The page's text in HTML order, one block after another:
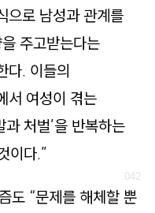
으로 남성과 관계를
주고받는다는
다. 이들의
서 여성이 겪는
처벌’을 반복하는
이다.”
도 “문제를 해체할 뿐